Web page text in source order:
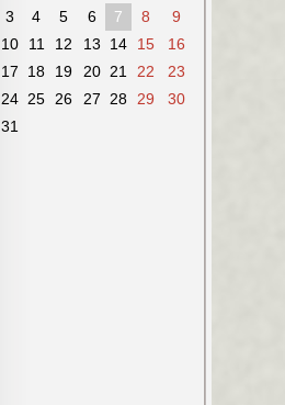
3
4 5 6 7 8
9
10
11 12 13 14 15
16
17
18 19 20 21 22
23
24 25 26 27 28 29
30
31